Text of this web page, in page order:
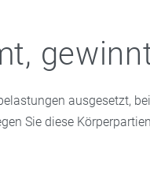
ausgesetzt,
Sie diese